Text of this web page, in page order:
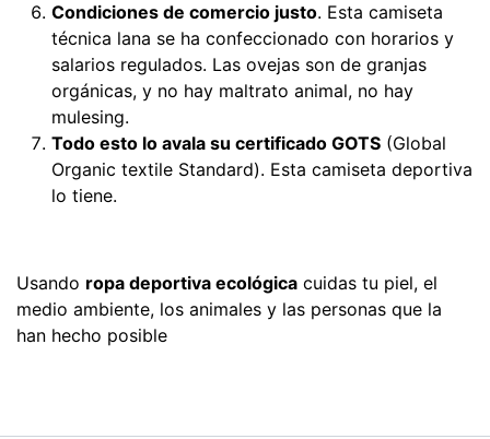
Condiciones de comercio justo. Esta camiseta
técnica lana se ha confeccionado con horarios y
salarios regulados. Las ovejas son de granjas
orgánicas, y no hay maltrato animal, no hay
mulesing.
Todo esto lo avala su certificado GOTS (Global
Organic textile Standard). Esta camiseta deportiva
lo tiene.
Usando ropa deportiva ecológica cuidas tu piel, el
medio ambiente, los animales y las personas que la
han hecho posible